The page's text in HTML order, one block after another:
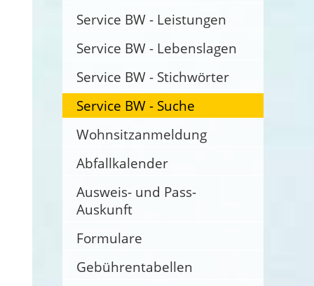
Service BW - Leistungen
Service BW - Lebenslagen
Service BW - Stichwörter
Service BW - Suche
Wohnsitzanmeldung
Abfallkalender
Ausweis- und Pass-
Auskunft
Formulare
Gebührentabellen